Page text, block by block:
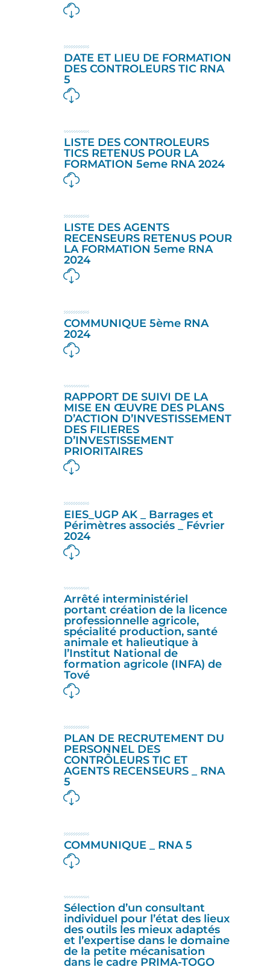
DATE ET LIEU DE FORMATION
DES CONTROLEURS TIC RNA
5
LISTE DES CONTROLEURS
TICS RETENUS POUR LA
FORMATION 5eme RNA 2024
LISTE DES AGENTS
RECENSEURS RETENUS POUR
LA FORMATION 5eme RNA
2024
COMMUNIQUE 5ème RNA
2024
RAPPORT DE SUIVI DE LA
MISE EN ŒUVRE DES PLANS
D’ACTION D’INVESTISSEMENT
DES FILIERES
D’INVESTISSEMENT
PRIORITAIRES
EIES_UGP AK _ Barrages et
Périmètres associés _ Février
2024
Arrêté interministériel
portant création de la licence
professionnelle agricole,
spécialité production, santé
animale et halieutique à
l’Institut National de
formation agricole (INFA) de
Tové
PLAN DE RECRUTEMENT DU
PERSONNEL DES
CONTRÔLEURS TIC ET
AGENTS RECENSEURS _ RNA
5
COMMUNIQUE _ RNA 5
Sélection d’un consultant
individuel pour l’état des lieux
des outils les mieux adaptés
et l’expertise dans le domaine
de la petite mécanisation
dans le cadre PRIMA-TOGO